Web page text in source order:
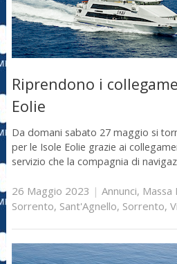
Riprendono i
Eolie
Da domani sabato 27 maggio si
per le Isole Eolie grazie ai
servizio che la compagnia di
26 Maggio 2023 | Annunci, Massa
Sorrento, Sant'Agnello, Sorrento,